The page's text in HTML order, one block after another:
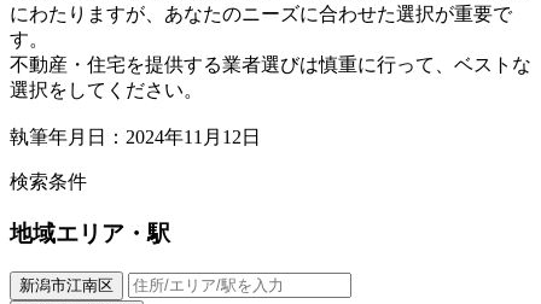
にわたりますが、あなたのニーズに合わせた選択が重要で
す。
不動産・住宅を提供する業者選びは慎重に行って、ベストな
選択をしてください。
執筆年月日：2024年11月12日
検索条件
地域エリア・駅
新潟市江南区